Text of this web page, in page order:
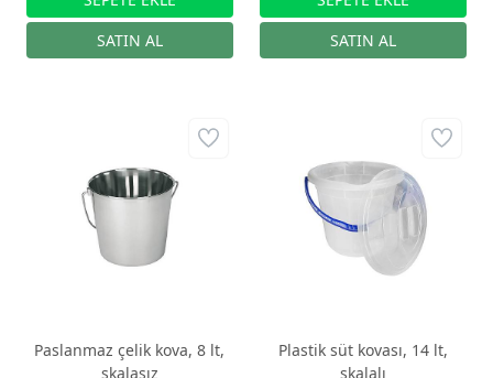
Paslanmaz çelik kova, 8 lt,
skalasız
Plastik süt kovası, 14 lt,
skalalı